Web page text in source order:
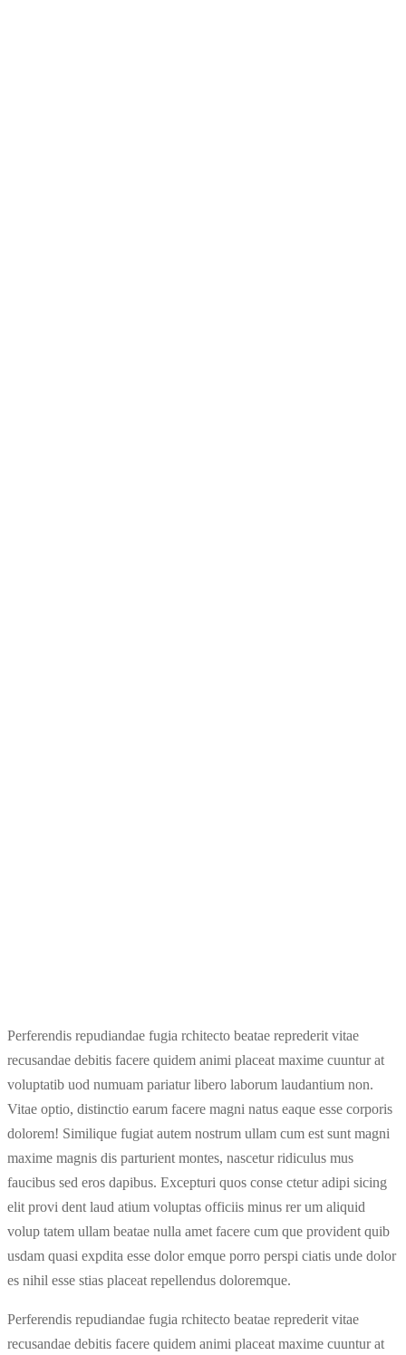
Perferendis repudiandae fugia rchitecto beatae reprederit vitae
recusandae debitis facere quidem animi placeat maxime cuuntur at
voluptatib uod numuam pariatur libero laborum laudantium non.
Vitae optio, distinctio earum facere magni natus eaque esse corporis
dolorem! Similique fugiat autem nostrum ullam cum est sunt magni
maxime magnis dis parturient montes, nascetur ridiculus mus
faucibus sed eros dapibus. Excepturi quos conse ctetur adipi sicing
elit provi dent laud atium voluptas officiis minus rer um aliquid
volup tatem ullam beatae nulla amet facere cum que provident quib
usdam quasi expdita esse dolor emque porro perspi ciatis unde dolor
es nihil esse stias placeat repellendus doloremque.
Perferendis repudiandae fugia rchitecto beatae reprederit vitae
recusandae debitis facere quidem animi placeat maxime cuuntur at